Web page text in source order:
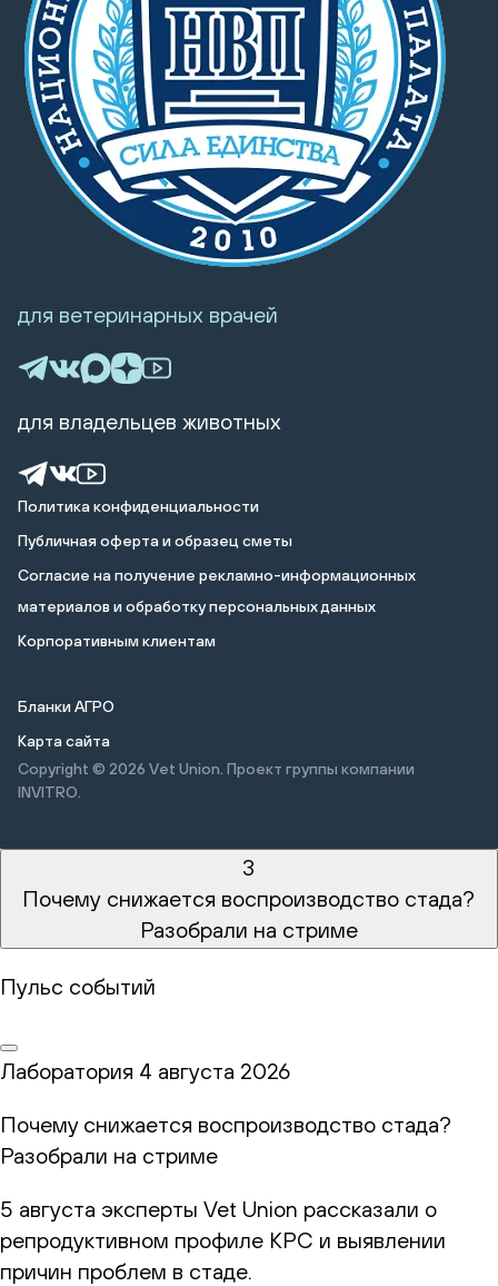
Политика конфиденциальности
Публичная оферта и образец сметы
Cогласие на получение рекламно-информационных
материалов и обработку персональных данных
Корпоративным клиентам
Бланки АГРО
Карта сайта
Copyright © 2026 Vet Union. Проект группы компании
INVITRO.
для ветеринарных врачей
для владельцев животных
3
Почему снижается воспроизводство стада?
Разобрали на стриме
Пульс событий
Лаборатория 4 августа 2026
Почему снижается воспроизводство стада?
Разобрали на стриме
5 августа эксперты Vet Union рассказали о
репродуктивном профиле КРС и выявлении
причин проблем в стаде.